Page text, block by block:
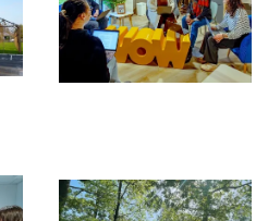
Image